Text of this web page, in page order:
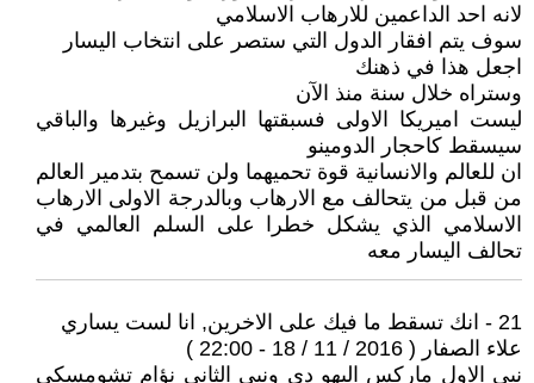
لانه احد الداعمين للارهاب الاسلامي
سوف يتم افقار الدول التي ستصر على انتخاب اليسار
اجعل هذا في ذهنك
وستراه خلال سنة منذ الآن
ليست اميريكا الاولى فسبقتها البرازيل وغيرها والباقي
سيسقط كاحجار الدومينو
ان للعالم والانسانية قوة تحميهما ولن تسمح بتدمير العالم
من قبل من يتحالف مع الارهاب وبالدرجة الاولى الارهاب
الاسلامي الذي يشكل خطرا على السلم العالمي في
تحالف اليسار معه
21 - انك تسقط ما فيك على الاخرين, انا لست يساري
علاء الصفار ( 2016 / 11 / 18 - 22:00 )
نبي الاول ماركس اليهو دي ونبي الثاني نؤام تشومسكي